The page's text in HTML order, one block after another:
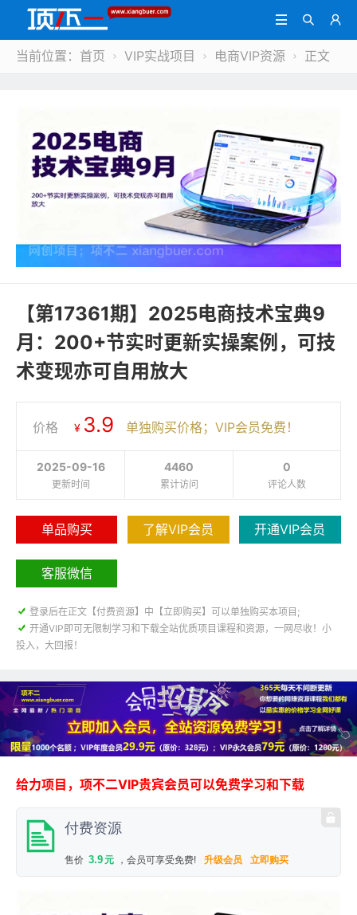



当前位置： 首页  VIP实战项目  电商VIP资源  正文
【第17361期】2025电商技术宝典9
月：200+节实时更新实操案例，可技
术变现亦可自用放大
价格 ¥ 3.9 单独购买价格；VIP会员免费！
0
评论人数
4460
累计访问
2025-09-16
更新时间
单品购买 了解VIP会员 开通VIP会员
客服微信
 登录后在正文【付费资源】中【立即购买】可以单独购买本项目;
 开通VIP即可无限制学习和下载全站优质项目课程和资源，一网尽收！小
投入，大回报！
给力项目，项不二VIP贵宾会员可以免费学习和下载
付费资源
售价 3.9元 ，会员可享受免费! 升级会员 立即购买